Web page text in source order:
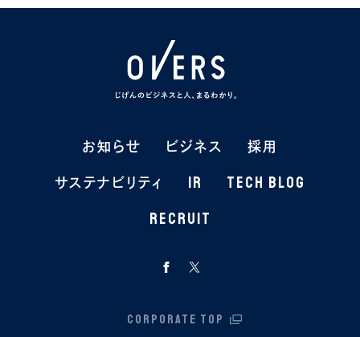
お知らせ
お知らせ ビジネス
ビジネス 採用
採用
サステナビリティ
サステナビリティ IR
IR TECH BLOG
TECH BLOG
RECRUIT
RECRUIT
CORPORATE TOP